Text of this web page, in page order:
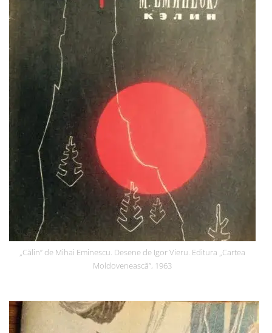
„Călin” de Mihai Eminescu. Desene de Igor Vieru. Editura „Cartea
Moldovenească”, 1963